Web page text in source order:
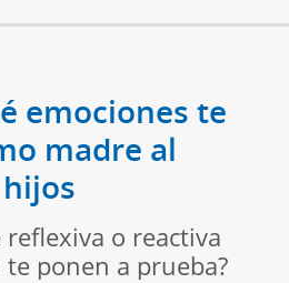
emociones te
madre al
reflexiva o reactiva
ponen a prueba?